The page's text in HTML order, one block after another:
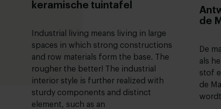
keramische tuintafel
Industrial living means living in large
spaces in which strong constructions
and row materials form the base. The
rougher the better! The industrial
interior style is further realized with
sturdy components and distinct
element, such as an
de
De
als
stof
de